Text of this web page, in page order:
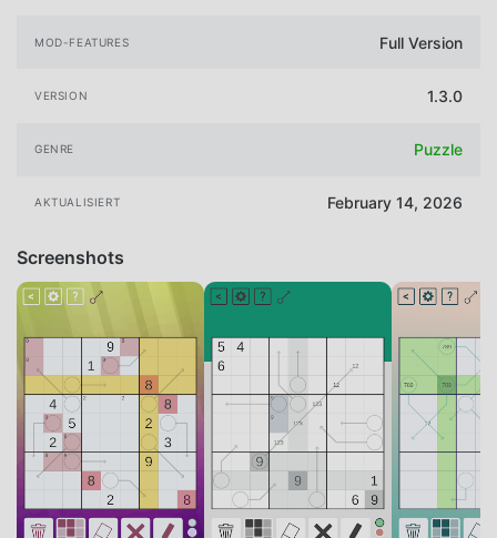
MOD-FEATURES Full Version
VERSION 1.3.0
GENRE Puzzle
AKTUALISIERT February 14, 2026
Screenshots